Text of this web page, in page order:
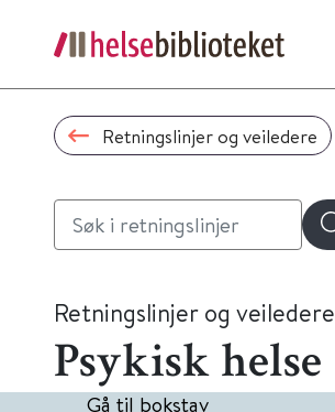
Retningslinjer og veiledere
Retningslinjer og veiledere
Psykisk helse
Gå til bokstav